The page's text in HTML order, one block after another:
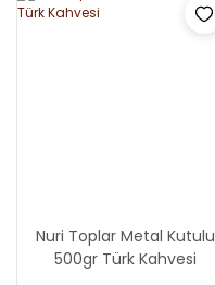
Nuri Toplar Metal Kutulu
500gr Türk Kahvesi